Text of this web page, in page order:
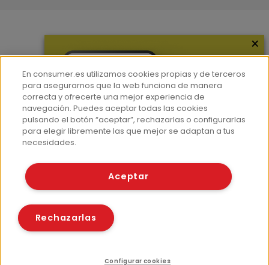
Hemeroteca
Contacto
Prensa
Corpus Lingüístico Consumer
© Fundación EROSKI
Políticas de cookies
×
En consumer.es utilizamos cookies propias y de terceros
para asegurarnos que la web funciona de manera
correcta y ofrecerte una mejor experiencia de
navegación. Puedes aceptar todas las cookies
pulsando el botón “aceptar”, rechazarlas o configurarlas
para elegir libremente las que mejor se adaptan a tus
necesidades.
Aceptar
Rechazarlas
Configurar cookies